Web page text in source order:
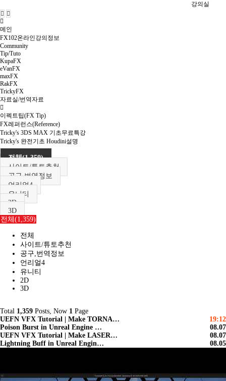
강의실
메인
FX102온라인강의정보
Community
Tip/Tuto
KupaFX
eVanFX
maxFX
RakFX
TrickyFX
자료실/번역자료
이펙트팁(FX Tip)
FX레퍼런스(Reference)
Tricky's 3DS MAX 기초무료특강
Tricky's 완전기초 Houdini설명
전체(1,359)
사이트/튜토추천
공구,번역정보
언리얼4
유니티
2D
3D
전체(1,359)
전체
사이트/튜토추천
공구,번역정보
언리얼4
유니티
2D
3D
Total 1,359 Posts, Now 1 Page
19:12
UEFN VFX Tutorial | Make TORNA…
08.07
Poison Burst in Unreal Engine …
08.07
UEFN VFX Tutorial | Make LASER…
08.05
Lightning Buff in Unreal Engin…